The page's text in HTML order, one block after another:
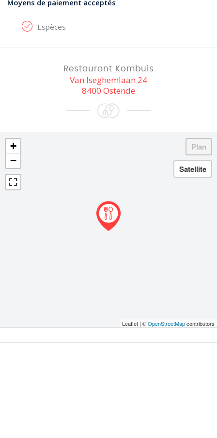
Moyens de paiement acceptés
Espèces
Restaurant Kombuis
Van Iseghemlaan 24
8400 Ostende
+
−
Leaflet | ©OpenStreetMapcontributors